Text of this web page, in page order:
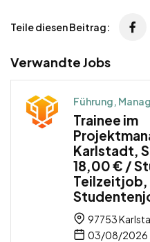
Teile diesen Beitrag:
Verwandte Jobs
Führung,
Trainee im
Karlstadt,
18,00 € /
97753
03/08/2026